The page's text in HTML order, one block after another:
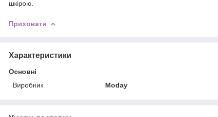
шкірою.
Приховати
Характеристики
Основні
Виробник
Moday